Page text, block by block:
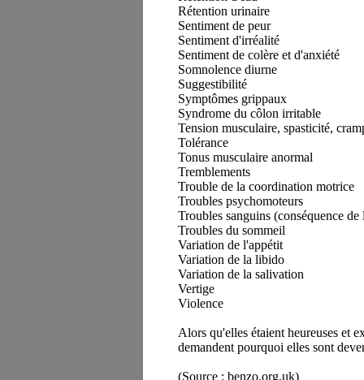
Rétention urinaire
Sentiment de peur
Sentiment d'irréalité
Sentiment de colère et d'anxiété
Somnolence diurne
Suggestibilité
Symptômes grippaux
Syndrome du côlon irritable
Tension musculaire, spasticité,
Tolérance
Tonus musculaire anormal
Tremblements
Trouble de la coordination motrice
Troubles psychomoteurs
Troubles sanguins (conséquence
Troubles du sommeil
Variation de l'appétit
Variation de la libido
Variation de la salivation
Vertige
Violence
Alors qu'elles étaient heureuses et
demandent pourquoi elles sont
(Source : benzo.org.uk)